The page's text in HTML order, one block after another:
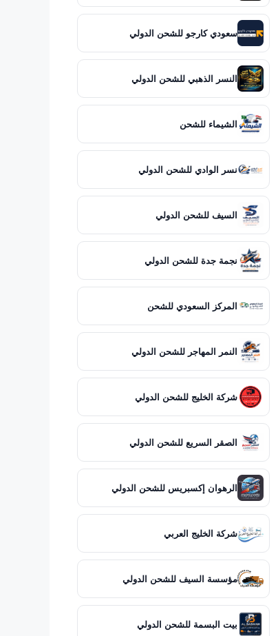
سعودي كارجو للشحن الدولي
النسر الذهبي للشحن الدولي
الشيماء للشحن
نسر الوادي للشحن الدولي
السيف للشحن الدولي
نجمة جدة للشحن الدولي
المركز السعودي للشحن
النمر المهاجر للشحن الدولي
شركة الخليج للشحن الدولي
الصقر السريع للشحن الدولي
الرهوان إكسبريس للشحن الدولي
شركة الخليج العربي
مؤسسة السيف للشحن الدولي
بيت البسمة للشحن الدولي